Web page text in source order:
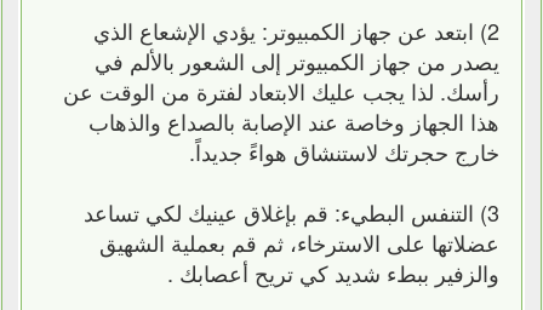
2) ابتعد عن جهاز الكمبيوتر: يؤدي الإشعاع الذي
يصدر من جهاز الكمبيوتر إلى الشعور بالألم في
رأسك. لذا يجب عليك الابتعاد لفترة من الوقت عن
هذا الجهاز وخاصة عند الإصابة بالصداع والذهاب
خارج حجرتك لاستنشاق هواءً جديداً.
3) التنفس البطيء: قم بإغلاق عينيك لكي تساعد
عضلاتها على الاسترخاء، ثم قم بعملية الشهيق
والزفير ببطء شديد كي تريح أعصابك .